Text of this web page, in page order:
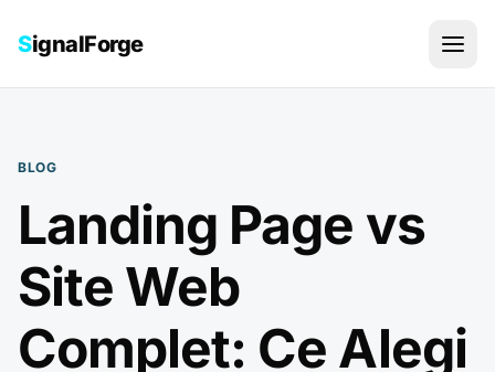
SignalForge
BLOG
Landing Page vs
Site Web
Complet: Ce Alegi